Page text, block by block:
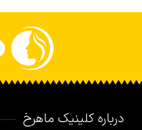
درباره کلینیک ماهرخ